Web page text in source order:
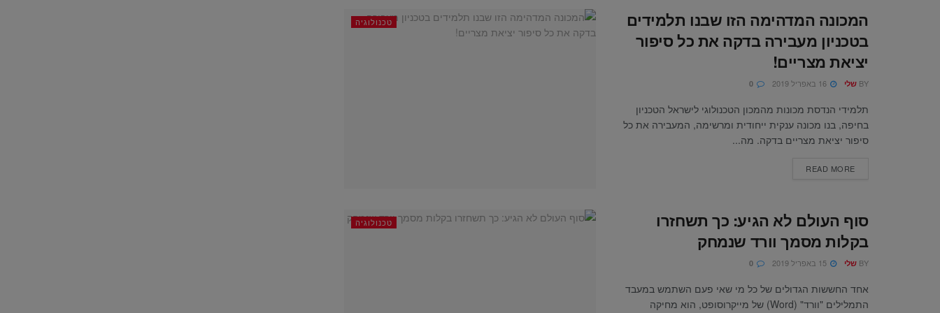
טכנולוגיה
המכונה המדהימה הזו שבנו תלמידים
בטכניון מעבירה בדקה את כל סיפור
יציאת מצריים!
BY שלי
תלמידי הנדסת מכונות מהמכון הטכנולוגי לישראל הטכניון
בחיפה, בנו מכונה ענקית ייחודית ומרשימה, המעבירה את כל
סיפור יציאת מצריים בדקה. מה...
READ MORE
טכנולוגיה
סוף העולם לא הגיע: כך תשחזרו
בקלות מסמך וורד שנמחק
BY שלי
אחד החששות הגדולים של כל מי שאי פעם השתמש במעבד
התמלילים "וורד" (Word) של מייקרוסופט, הוא מחיקה